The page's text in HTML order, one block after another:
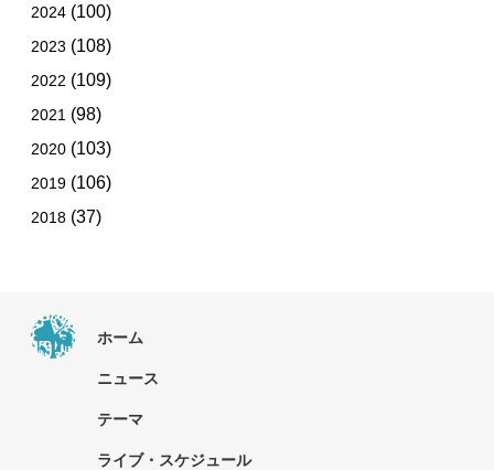
2024 (100)
2023 (108)
2022 (109)
2021 (98)
2020 (103)
2019 (106)
2018 (37)
ホーム
ニュース
テーマ
ライブ・スケジュール